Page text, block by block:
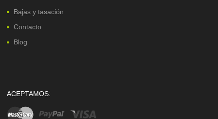
Bajas y tasación
Contacto
Blog
ACEPTAMOS: